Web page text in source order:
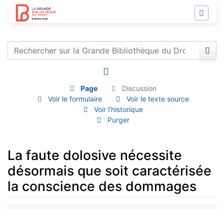
Page
Discussion
Voir le formulaire
Voir le texte source
Voir l’historique
Purger
La faute dolosive nécessite
désormais que soit caractérisée
la conscience des dommages